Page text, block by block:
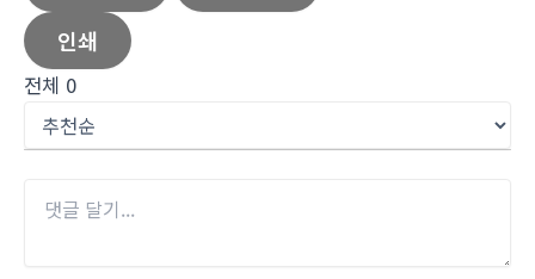
인쇄
전체 0